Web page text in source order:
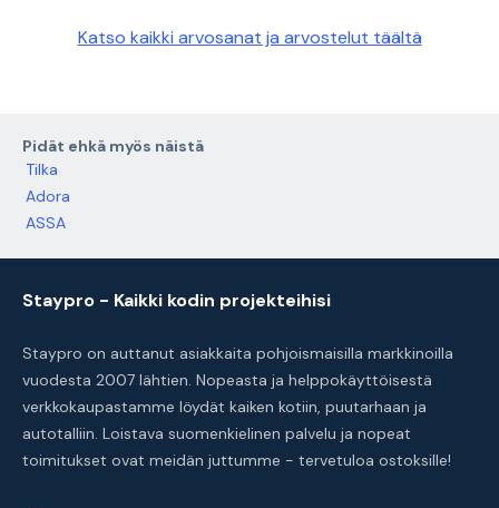
Katso kaikki arvosanat ja arvostelut täältä
Pidät ehkä myös näistä
Tilka
Adora
ASSA
Staypro - Kaikki kodin projekteihisi
Staypro on auttanut asiakkaita pohjoismaisilla markkinoilla
vuodesta 2007 lähtien. Nopeasta ja helppokäyttöisestä
verkkokaupastamme löydät kaiken kotiin, puutarhaan ja
autotalliin. Loistava suomenkielinen palvelu ja nopeat
toimitukset ovat meidän juttumme - tervetuloa ostoksille!